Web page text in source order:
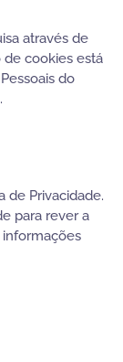
através de
de cookies está
do
de Privacidade.
para rever a